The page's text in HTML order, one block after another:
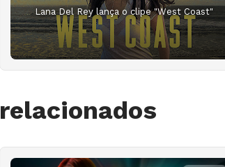
Lana Del Rey lança o clipe "West Coast"
relacionados